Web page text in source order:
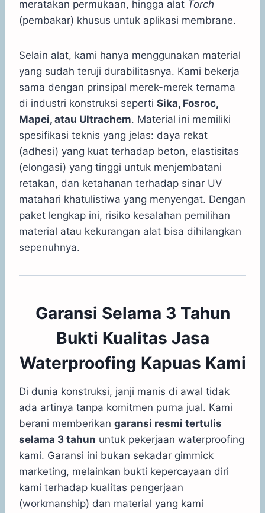
meratakan permukaan, hingga alat Torch
(pembakar) khusus untuk aplikasi membrane.
Selain alat, kami hanya menggunakan material
yang sudah teruji durabilitasnya. Kami bekerja
sama dengan prinsipal merek-merek ternama
di industri konstruksi seperti Sika, Fosroc,
Mapei, atau Ultrachem. Material ini memiliki
spesifikasi teknis yang jelas: daya rekat
(adhesi) yang kuat terhadap beton, elastisitas
(elongasi) yang tinggi untuk menjembatani
retakan, dan ketahanan terhadap sinar UV
matahari khatulistiwa yang menyengat. Dengan
paket lengkap ini, risiko kesalahan pemilihan
material atau kekurangan alat bisa dihilangkan
sepenuhnya.
Garansi Selama 3 Tahun
Bukti Kualitas Jasa
Waterproofing Kapuas Kami
Di dunia konstruksi, janji manis di awal tidak
ada artinya tanpa komitmen purna jual. Kami
berani memberikan garansi resmi tertulis
selama 3 tahun untuk pekerjaan waterproofing
kami. Garansi ini bukan sekadar gimmick
marketing, melainkan bukti kepercayaan diri
kami terhadap kualitas pengerjaan
(workmanship) dan material yang kami